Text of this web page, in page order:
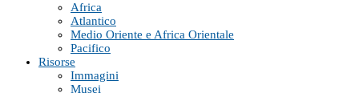
Africa
Atlantico
Medio Oriente e Africa Orientale
Pacifico
Risorse
Immagini
Musei